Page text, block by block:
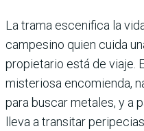
La trama escenifica la
campesino quien cuida
propietario está de viaje.
misteriosa encomienda,
para buscar metales, y a
lleva a transitar